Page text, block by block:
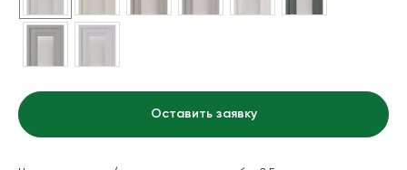
Оставить заявку